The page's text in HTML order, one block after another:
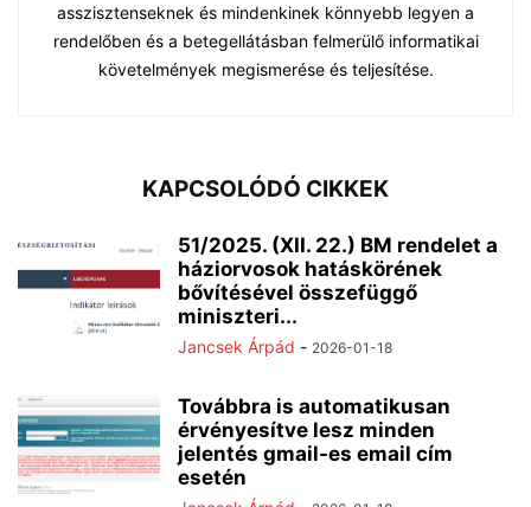
asszisztenseknek és mindenkinek könnyebb legyen a
rendelőben és a betegellátásban felmerülő informatikai
követelmények megismerése és teljesítése.
KAPCSOLÓDÓ CIKKEK
51/2025. (XII. 22.) BM rendelet a
háziorvosok hatáskörének
bővítésével összefüggő
miniszteri...
Jancsek Árpád - 2026-01-18
Továbbra is automatikusan
érvényesítve lesz minden
jelentés gmail-es email cím
esetén